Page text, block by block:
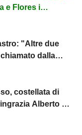
e Flores i
"Altre due
dalla
costellata di
Alberto De